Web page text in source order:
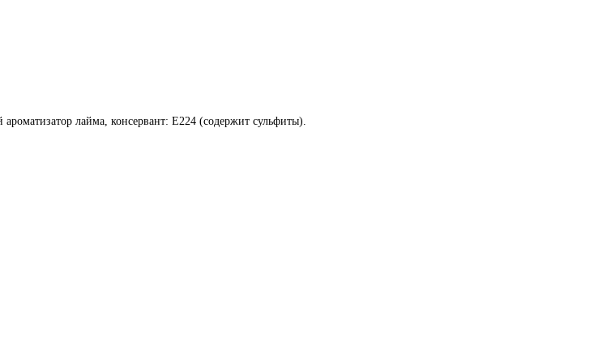
лайма, консервант: Е224 (содержит сульфиты).